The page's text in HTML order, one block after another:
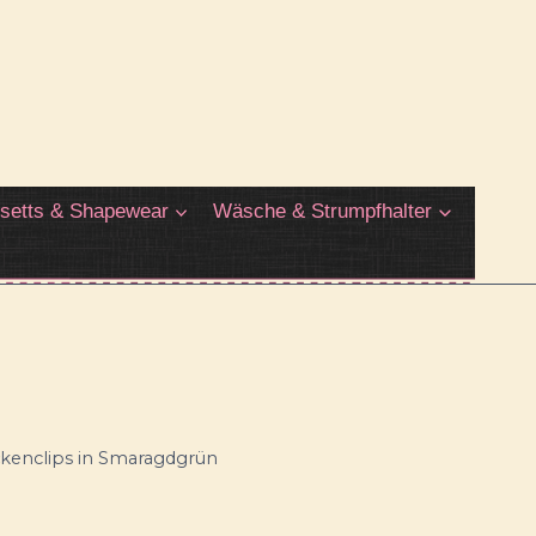
& Shapewear Wäsche & Strumpfhalter
in Smaragdgrün